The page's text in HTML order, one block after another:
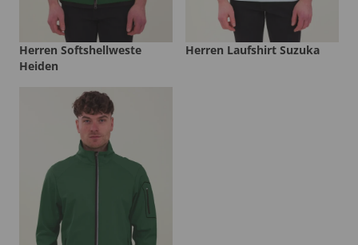
Herren Softshellweste
Heiden
Herren Laufshirt Suzuka